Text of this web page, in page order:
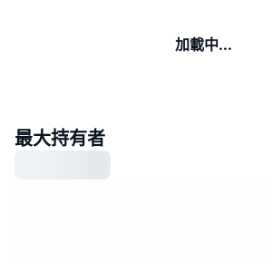
加載中...
最大持有者